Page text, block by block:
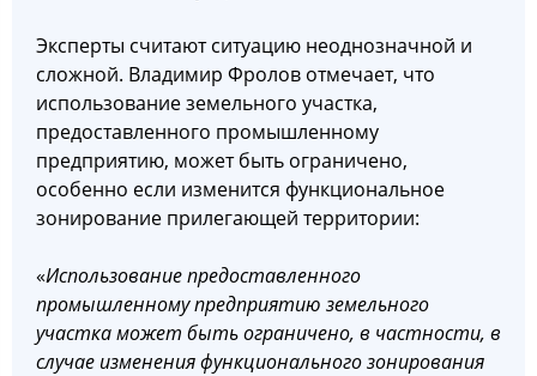
Эксперты считают ситуацию неоднозначной и
сложной. Владимир Фролов отмечает, что
использование земельного участка,
предоставленного промышленному
предприятию, может быть ограничено,
особенно если изменится функциональное
зонирование прилегающей территории:
«Использование предоставленного
промышленному предприятию земельного
участка может быть ограничено, в частности, в
случае изменения функционального зонирования